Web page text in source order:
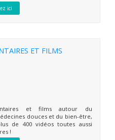
ici
ET FILMS
et films autour du
douces et du bien-être,
de 400 vidéos toutes aussi
!